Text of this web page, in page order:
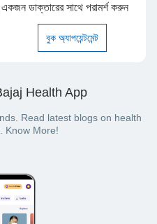
একজন ডাক্তারের সাথে পরামর্শ করুন
বুক অ্যাপয়েন্টমেন্ট
Health App
Read latest blogs on health
Know More!